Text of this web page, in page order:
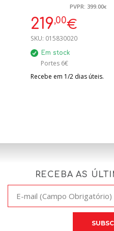
710M³ INOX/VIDRO
BRANCO (ENCASTRE)
PVPR: 399.00€
219,00€
SKU: 015830020
Em stock
Portes 6€
Recebe em 1/2 dias úteis.
RECEBA AS